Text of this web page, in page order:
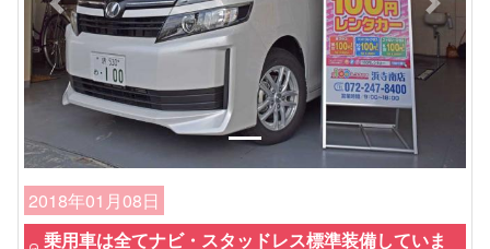
Previous Next
2018年01月08日
乗用車は全てナビ・スタッドレス標準装備していま